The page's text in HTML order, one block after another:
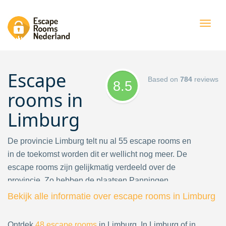
8.5 Based on 784 reviews
Escape
rooms in
Limburg
De provincie Limburg telt nu al 55 escape rooms en
in de toekomst worden dit er wellicht nog meer. De
escape rooms zijn gelijkmatig verdeeld over de
provincie. Zo hebben de plaatsen Panningen,
Sevenum,Venlo,Roermond(2 zelfs), Heerlen
hoofdstad van Limburg,
Maastricht
, elk een eigen
Bekijk alle informatie over escape rooms in Limburg